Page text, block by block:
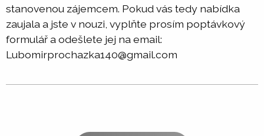
stanovenou zájemcem. Pokud vás tedy nabídka
zaujala a jste v nouzi, vyplňte prosím poptávkový
formulář a odešlete jej na email:
Lubomirprochazka140@gmail.com